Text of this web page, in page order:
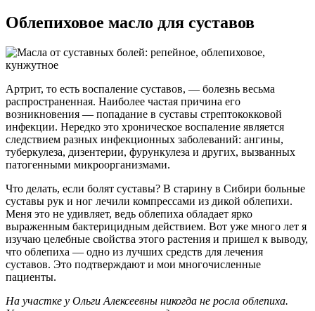
Облепиховое масло для суставов
Артрит, то есть воспаление суставов, — болезнь весьма
распространенная. Наиболее частая причина его
возникновения — попадание в суставы стрептококковой
инфекции. Нередко это хроническое воспаление является
следствием разных инфекционных заболеваний: ангины,
туберкулеза, дизентерии, фурункулеза и других, вызванных
патогенными микроорганизмами.
Что делать, если болят суставы? В старину в Сибири больные
суставы рук и ног лечили компрессами из дикой облепихи.
Меня это не удивляет, ведь облепиха обладает ярко
выраженным бактерицидным действием. Вот уже много лет я
изучаю целебные свойства этого растения и пришел к выводу,
что облепиха — од­но из лучших средств для лечения
суставов. Это подтверждают и мои многочисленные
пациенты.
На участке у Ольги Алексеевны никогда не росла облепиха.